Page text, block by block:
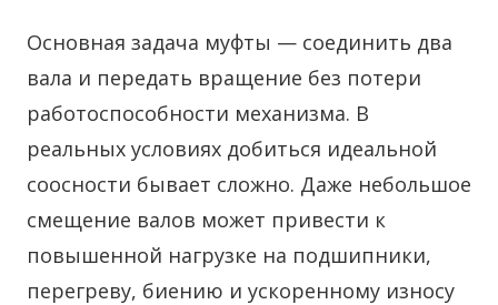
Основная задача муфты — соединить два
вала и передать вращение без потери
работоспособности механизма. В
реальных условиях добиться идеальной
соосности бывает сложно. Даже небольшое
смещение валов может привести к
повышенной нагрузке на подшипники,
перегреву, биению и ускоренному износу